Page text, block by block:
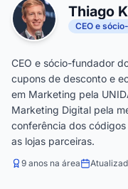
Thiago
CEO e
CEO e sócio-fundador
cupons de desconto e
em Marketing pela
Marketing Digital pela
conferência dos
as lojas parceiras.
9 anos na área